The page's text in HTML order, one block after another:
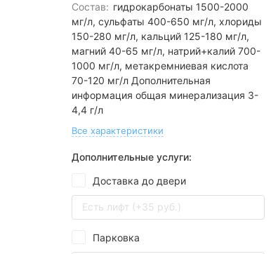
Состав: гидрокарбонаты 1500-2000
мг/л, сульфаты 400-650 мг/л, хлориды
150-280 мг/л, кальций 125-180 мг/л,
магний 40-65 мг/л, натрий+калий 700-
1000 мг/л, метакремниевая кислота
70-120 мг/л Дополнительная
информация общая минерализация 3-
4,4 г/л
Все характеристики
Дополнительные услуги:
Доставка до двери
Есть лифт (+35 руб.)
Парковка